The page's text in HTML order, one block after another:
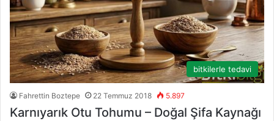
bitkilerle tedavi
Fahrettin Boztepe 22 Temmuz 2018 5.897
Karnıyarık Otu Tohumu – Doğal Şifa Kaynağı